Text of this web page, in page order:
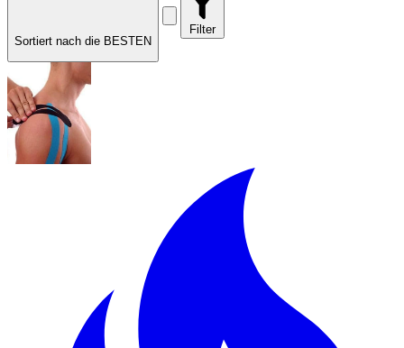
Sortiert nach die BESTEN
Filter